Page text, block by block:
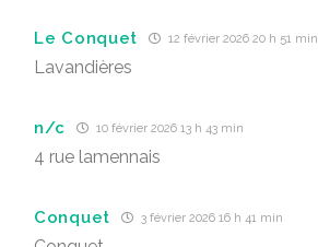
Le Conquet 12 février 2026 20 h 51 min
Lavandières
n/c 10 février 2026 13 h 43 min
4 rue lamennais
Conquet 3 février 2026 16 h 41 min